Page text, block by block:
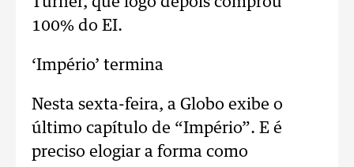
100% do EI.
‘Império’ termina
Nesta sexta-feira, a Globo exibe o
último capítulo de “Império”. E é
preciso elogiar a forma como